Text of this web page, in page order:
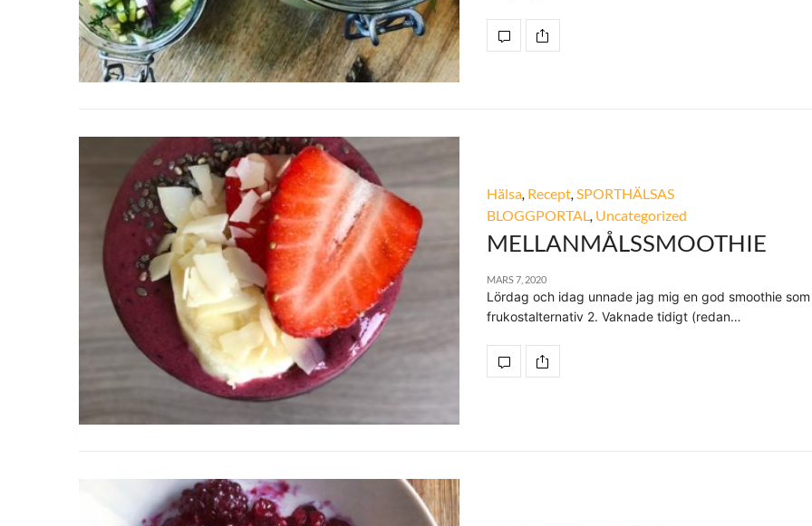
Hälsa, Recept,SPORTHÄLSAS
BLOGGPORTAL, Uncategorized
MELLANMÅLSSMOOTHIE
MARS 7, 2020
Lördag och idag unnade jag mig en god smoothie som
frukostalternativ 2. Vaknade tidigt (redan…